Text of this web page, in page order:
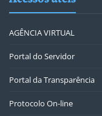
AGÊNCIA VIRTUAL
Portal do Servidor
Portal da Transparência
Protocolo On-line